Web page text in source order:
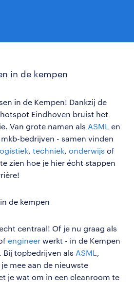
in de kempen
in de Kempen! Dankzij de
Eindhoven bruist het
Van grote namen als ASML en
bedrijven - samen vinden
, techniek, onderwijs of
zien hoe je hier écht stappen
de kempen
centraal! Of je nu graag als
engineer werkt - in de Kempen
Bij topbedrijven als ASML,
mee aan de nieuwste
je wat om in een cleanroom te